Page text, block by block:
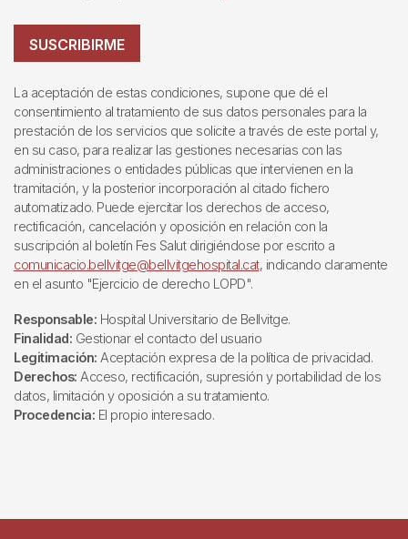
SUSCRIBIRME
La aceptación de estas condiciones, supone que dé el
consentimiento al tratamiento de sus datos personales para la
prestación de los servicios que solicite a través de este portal y,
en su caso, para realizar las gestiones necesarias con las
administraciones o entidades públicas que intervienen en la
tramitación, y la posterior incorporación al citado fichero
automatizado. Puede ejercitar los derechos de acceso,
rectificación, cancelación y oposición en relación con la
suscripción al boletín Fes Salut dirigiéndose por escrito a
comunicacio.bellvitge@bellvitgehospital.cat, indicando claramente
en el asunto "Ejercicio de derecho LOPD".
Responsable: Hospital Universitario de Bellvitge.
Finalidad: Gestionar el contacto del usuario
Legitimación: Aceptación expresa de la política de privacidad.
Derechos: Acceso, rectificación, supresión y portabilidad de los
datos, limitación y oposición a su tratamiento.
Procedencia: El propio interesado.